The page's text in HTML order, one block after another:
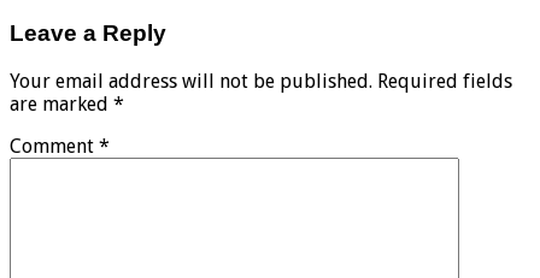
Leave a Reply
Your email address will not be published. Required fields
are marked *
Comment *